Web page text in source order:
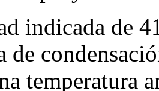
indicada de
de
temperatura